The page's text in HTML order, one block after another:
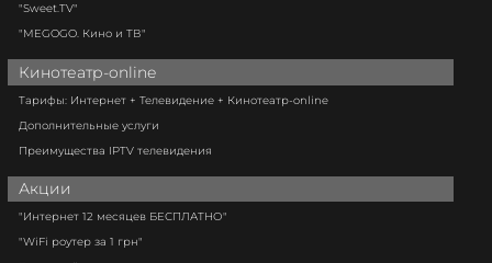
"Sweet.TV"
"MEGOGO. Кино и ТВ"
Кинотеатр-online
Тарифы: Интернет + Телевидение + Кинотеатр-online
Дополнительные услуги
Преимущества IPTV телевидения
Акции
"Интернет 12 месяцев БЕСПЛАТНО"
"WiFi роутер за 1 грн"